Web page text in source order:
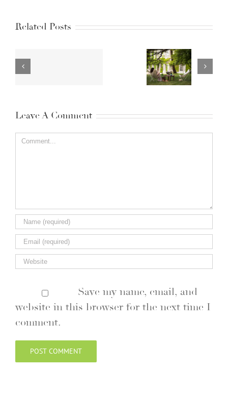
Related Posts
Porté aux nues
Leave A Comment
Comment
Save my name, email, and
website in this browser for the next time I
comment.